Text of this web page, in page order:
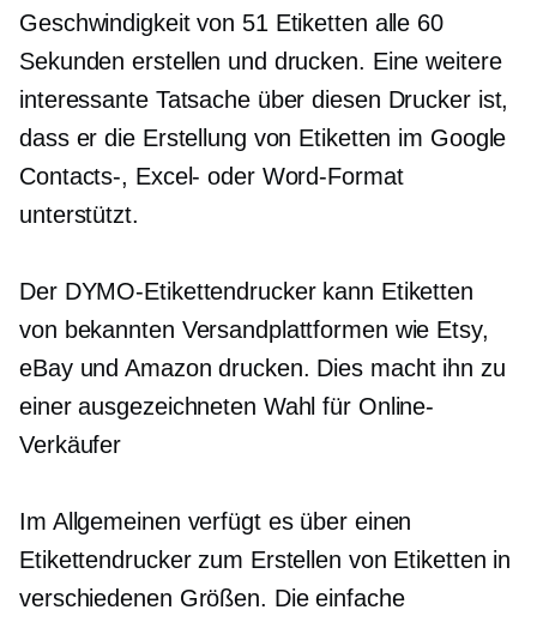
Geschwindigkeit von 51 Etiketten alle 60
Sekunden erstellen und drucken. Eine weitere
interessante Tatsache über diesen Drucker ist,
dass er die Erstellung von Etiketten im Google
Contacts-, Excel- oder Word-Format
unterstützt.
Der DYMO-Etikettendrucker kann Etiketten
von bekannten Versandplattformen wie Etsy,
eBay und Amazon drucken. Dies macht ihn zu
einer ausgezeichneten Wahl für Online-
Verkäufer
Im Allgemeinen verfügt es über einen
Etikettendrucker zum Erstellen von Etiketten in
verschiedenen Größen. Die einfache